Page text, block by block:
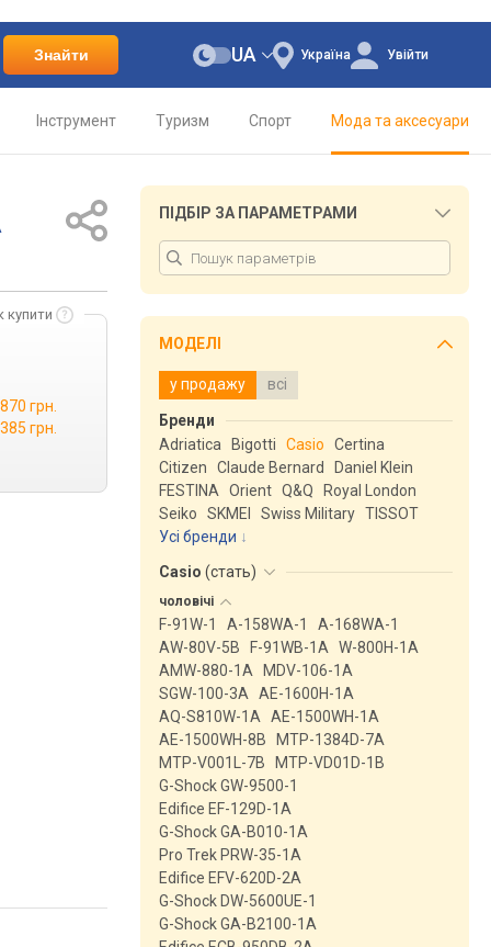
Знайти Україна
UA Увійти
Інструмент Туризм Спорт Мода та аксесуари
купити
грн.
грн.
ПІДБІР ЗА ПАРАМЕТРАМИ
МОДЕЛІ
у продажу всі
Бренди
Adriatica
Bigotti Casio
Certina
Citizen
Claude Bernard
Daniel Klein
FESTINA
Orient Q&Q
Royal London
Seiko
SKMEI Swiss Military TISSOT
Усі бренди
Casio (стать)
чоловічі
F-91W-1 A-158WA-1
A-168WA-1
AW-80V-5B
F-91WB-1A
W-800H-1A
AMW-880-1A
MDV-106-1A
SGW-100-3A
AE-1600H-1A
AQ-S810W-1A
AE-1500WH-1A
AE-1500WH-8B
MTP-1384D-7A
MTP-V001L-7B
MTP-VD01D-1B
G-Shock GW-9500-1
Edifice EF-129D-1A
G-Shock GA-B010-1A
Pro Trek PRW-35-1A
Edifice EFV-620D-2A
G-Shock DW-5600UE-1
G-Shock GA-B2100-1A